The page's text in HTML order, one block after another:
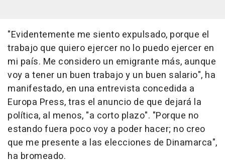
"Evidentemente me siento expulsado, porque el
trabajo que quiero ejercer no lo puedo ejercer en
mi país. Me considero un emigrante más, aunque
voy a tener un buen trabajo y un buen salario", ha
manifestado, en una entrevista concedida a
Europa Press, tras el anuncio de que dejará la
política, al menos, "a corto plazo". "Porque no
estando fuera poco voy a poder hacer; no creo
que me presente a las elecciones de Dinamarca",
ha bromeado.